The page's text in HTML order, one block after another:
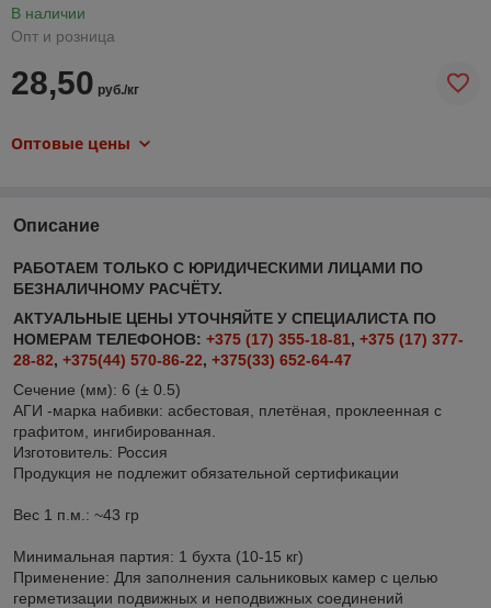
В наличии
Опт и розница
28,50 руб./кг
Оптовые цены
Описание
РАБОТАЕМ ТОЛЬКО С ЮРИДИЧЕСКИМИ ЛИЦАМИ ПО
БЕЗНАЛИЧНОМУ РАСЧЁТУ.
АКТУАЛЬНЫЕ ЦЕНЫ УТОЧНЯЙТЕ У СПЕЦИАЛИСТА ПО
НОМЕРАМ ТЕЛЕФОНОВ: +375 (17) 355-18-81, +375 (17) 377-
28-82, +375(44) 570-86-22, +375(33) 652-64-47
Сечение (мм): 6 (± 0.5)
АГИ -марка набивки: асбестовая, плетёная, проклеенная с
графитом, ингибированная.
Изготовитель: Россия
Продукция не подлежит обязательной сертификации
Вес 1 п.м.: ~43 гр
Минимальная партия: 1 бухта (10-15 кг)
Применение: Для заполнения сальниковых камер с целью
герметизации подвижных и неподвижных соединений